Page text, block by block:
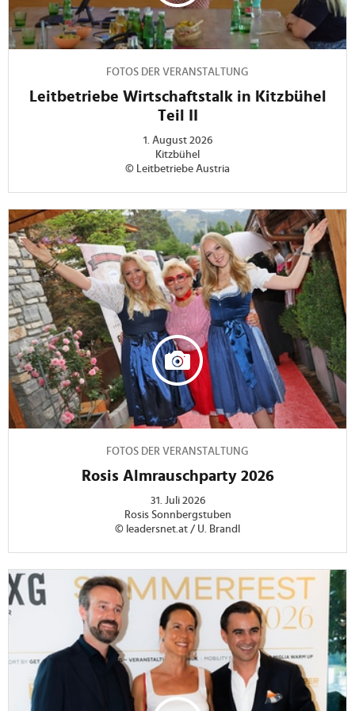
FOTOS DER VERANSTALTUNG
Leitbetriebe Wirtschaftstalk in Kitzbühel
Teil II
1. August 2026
Kitzbühel
© Leitbetriebe Austria
FOTOS DER VERANSTALTUNG
Rosis Almrauschparty 2026
31. Juli 2026
Rosis Sonnbergstuben
© leadersnet.at / U. Brandl